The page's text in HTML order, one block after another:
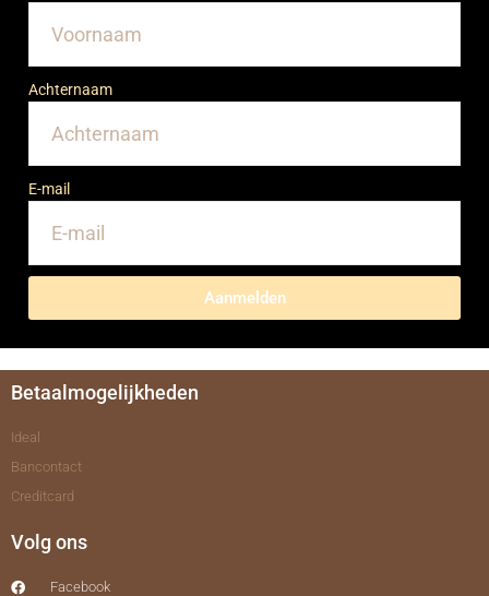
Achternaam
E-mail
Aanmelden
Betaalmogelijkheden
Ideal
Bancontact
Creditcard
Volg ons
Facebook